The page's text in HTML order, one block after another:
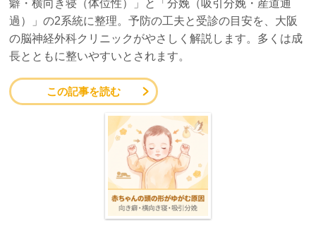
癖・横向き寝（体位性）」と「分娩（吸引分娩・産道通
過）」の2系統に整理。予防の工夫と受診の目安を、大阪
の脳神経外科クリニックがやさしく解説します。多くは成
長とともに整いやすいとされます。
この記事を読む